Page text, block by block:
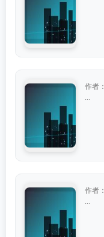
作者：
作者：